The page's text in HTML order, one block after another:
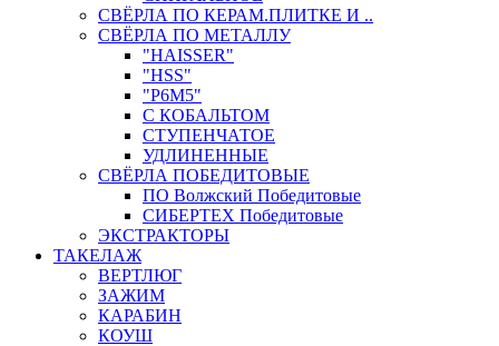
СВЁРЛА ПО КЕРАМ.ПЛИТКЕ И ..
СВЁРЛА ПО МЕТАЛЛУ
"HAISSER"
"HSS"
"Р6М5"
С КОБАЛЬТОМ
СТУПЕНЧАТОЕ
УДЛИНЕННЫЕ
СВЁРЛА ПОБЕДИТОВЫЕ
ПО Волжский Победитовые
СИБЕРТЕХ Победитовые
ЭКСТРАКТОРЫ
ТАКЕЛАЖ
ВЕРТЛЮГ
ЗАЖИМ
КАРАБИН
КОУШ